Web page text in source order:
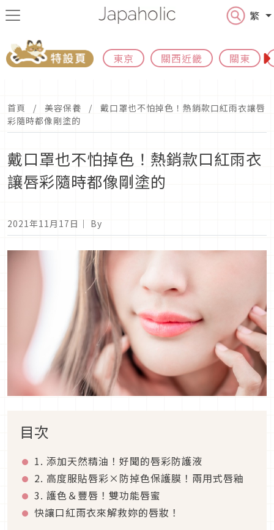
繁
東京 關西近畿 關東
首頁 美容保養
戴口罩也不怕掉色！熱銷款口紅雨衣讓唇
彩隨時都像剛塗的
戴口罩也不怕掉色！熱銷款口紅雨衣
讓唇彩隨時都像剛塗的
2021年11月17日 ｜ By
目次
1. 添加天然精油！好聞的唇彩防護液
2. 高度服貼唇彩×防掉色保護膜！兩用式唇釉
3. 護色＆豐唇！雙功能唇蜜
快讓口紅雨衣來解救妳的唇妝！